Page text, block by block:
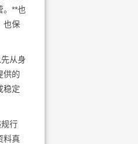
。**也
也保
从身
供的
稳定
行
料真